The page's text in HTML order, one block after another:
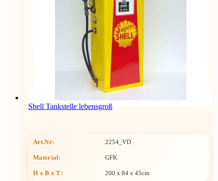
Shell Tankstelle lebensgroß
Art.Nr: 2254_VD
Material: GFK
H x B x T: 200 x 84 x 45cm